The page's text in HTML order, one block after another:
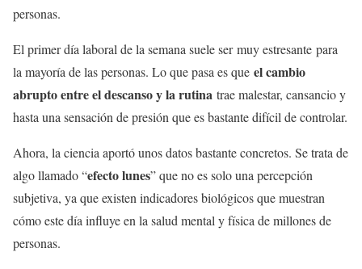
personas.
El primer día laboral de la semana suele ser muy estresante para
la mayoría de las personas. Lo que pasa es que el cambio
abrupto entre el descanso y la rutina trae malestar, cansancio y
hasta una sensación de presión que es bastante difícil de controlar.
Ahora, la ciencia aportó unos datos bastante concretos. Se trata de
algo llamado “efecto lunes” que no es solo una percepción
subjetiva, ya que existen indicadores biológicos que muestran
cómo este día influye en la salud mental y física de millones de
personas.